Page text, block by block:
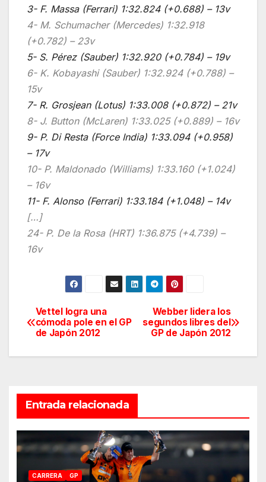
3- F. Massa (Ferrari) 1:32.824 (+0.688) – 13v
4- M. Schumacher (Mercedes) 1:32.918
(+0.782) – 23v
5- S. Pérez (Sauber) 1:32.920 (+0.784) – 19v
6- K. Kobayashi (Sauber) 1:32.924 (+0.788) –
15v
7- R. Grosjean (Lotus) 1:33.008 (+0.872) – 21v
8- J. Button (McLaren) 1:33.025 (+0.889) – 16v
9- P. Di Resta (Force India) 1:33.094 (+0.958)
– 17v
10- P. Maldonado (Williams) 1:33.160 (+1.024)
– 16v
11- F. Alonso (Ferrari) 1:33.184 (+1.048) – 14v
[…]
24- P. De la Rosa (HRT) 1:36.875 (+4.739) –
16v
Navegación
de
Webber lidera los
segundos libres del
GP de Japón 2012
Vettel logra una
cómoda pole en el GP
de Japón 2012
Entrada relacionada
CARRERA GP